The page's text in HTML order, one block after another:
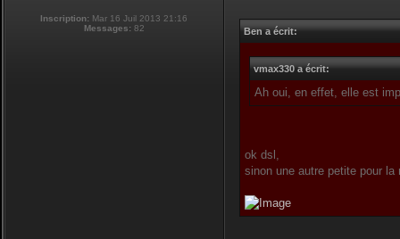
Inscription: Mar 16 Juil 2013 21:16
Messages: 82 Ben a écrit:
vmax330 a écrit:
Ah oui, en effet, elle est
ok dsl,
sinon une autre petite pour